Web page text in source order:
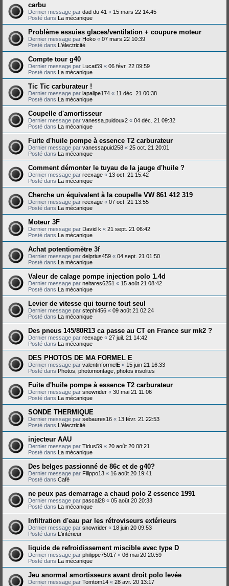
carbu
Dernier message par dad du 41 « 15 mars 22 14:45
Posté dans La mécanique
Problème essuies glaces/ventilation + coupure moteur
Dernier message par Hoko « 07 mars 22 10:39
Posté dans L'électricité
Compte tour g40
Dernier message par Lucat59 « 06 févr. 22 09:59
Posté dans La mécanique
Tic Tic carburateur !
Dernier message par lapalipe174 « 11 déc. 21 00:38
Posté dans La mécanique
Coupelle d'amortisseur
Dernier message par vanessa.puidoux2 « 04 déc. 21 09:32
Posté dans La mécanique
Fuite d'huile pompe à essence T2 carburateur
Dernier message par vanessapuid258 « 25 oct. 21 20:01
Posté dans La mécanique
Comment démonter le tuyau de la jauge d'huile ?
Dernier message par reexage « 13 oct. 21 15:42
Posté dans La mécanique
Cherche un équivalent à la coupelle VW 861 412 319
Dernier message par reexage « 07 oct. 21 13:55
Posté dans La mécanique
Moteur 3F
Dernier message par David k « 21 sept. 21 06:42
Posté dans La mécanique
Achat potentiomètre 3f
Dernier message par delprius459 « 04 sept. 21 01:50
Posté dans La mécanique
Valeur de calage pompe injection polo 1.4d
Dernier message par neltares6251 « 15 août 21 08:42
Posté dans La mécanique
Levier de vitesse qui tourne tout seul
Dernier message par stephi456 « 09 août 21 02:24
Posté dans La mécanique
Des pneus 145/80R13 ca passe au CT en France sur mk2 ?
Dernier message par reexage « 27 juil. 21 14:42
Posté dans La mécanique
DES PHOTOS DE MA FORMEL E
Dernier message par valentinformelE « 15 juin 21 16:33
Posté dans Photos, photomontage, photos insolites
Fuite d'huile pompe à essence T2 carburateur
Dernier message par snowrider « 30 mai 21 11:06
Posté dans La mécanique
SONDE THERMIQUE
Dernier message par sebaures16 « 13 févr. 21 22:53
Posté dans L'électricité
injecteur AAU
Dernier message par Tidus59 « 20 août 20 08:21
Posté dans La mécanique
Des belges passionné de 86c et de g40?
Dernier message par Filippo13 « 16 août 20 19:41
Posté dans Café
ne peux pas demarrage a chaud polo 2 essence 1991
Dernier message par pascal28 « 05 août 20 20:33
Posté dans La mécanique
Infiltration d'eau par les rétroviseurs extérieurs
Dernier message par snowrider « 18 juin 20 09:53
Posté dans L'intérieur
liquide de refroidissement miscible avec type D
Dernier message par philippe75017 « 06 mai 20 20:59
Posté dans La mécanique
Jeu anormal amortisseurs avant droit polo levée
Dernier message par Tomtom14 « 28 avr. 20 13:17